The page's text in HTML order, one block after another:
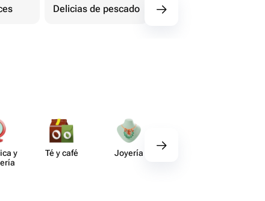
Delicias de pescado Delicias de carne
y
Té y café Joyería